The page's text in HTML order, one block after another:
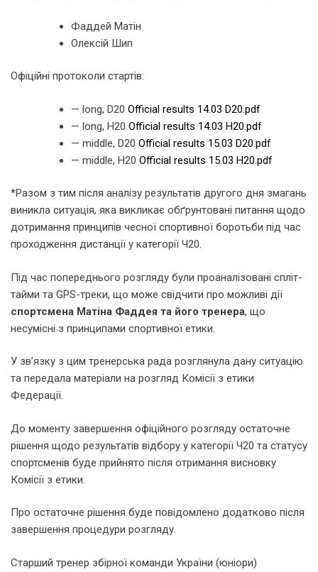
Фаддей Матін
Олексій Шип
Офіційні протоколи стартів:
— long, D20 Official results 14.03 D20.pdf
— long, H20 Official results 14.03 H20.pdf
— middle, D20 Official results 15.03 D20.pdf
— middle, H20 Official results 15.03 H20.pdf
*Разом з тим після аналізу результатів другого дня змагань
виникла ситуація, яка викликає обґрунтовані питання щодо
дотримання принципів чесної спортивної боротьби під час
проходження дистанції у категорії Ч20.
Під час попереднього розгляду були проаналізовані спліт-
тайми та GPS-треки, що може свідчити про можливі дії
спортсмена Матіна Фаддея та його тренера, що
несумісні з принципами спортивної етики.
У зв’язку з цим тренерська рада розглянула дану ситуацію
та передала матеріали на розгляд Комісії з етики
Федерації.
До моменту завершення офіційного розгляду остаточне
рішення щодо результатів відбору у категорії Ч20 та статусу
спортсменів буде прийнято після отримання висновку
Комісії з етики.
Про остаточне рішення буде повідомлено додатково після
завершення процедури розгляду.
Старший тренер збірної команди України (юніори)